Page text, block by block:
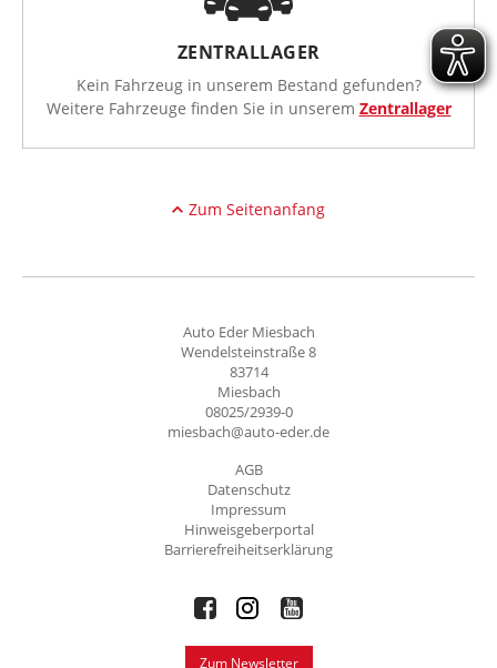
ZENTRALLAGER
Kein Fahrzeug in unserem Bestand gefunden?
Weitere Fahrzeuge finden Sie in unserem Zentrallager
Zum Seitenanfang
Auto Eder Miesbach
Wendelsteinstraße 8
83714
Miesbach
08025/2939-0
miesbach@auto-eder.de
AGB
Datenschutz
Impressum
Hinweisgeberportal
Barrierefreiheitserklärung
Zum Newsletter